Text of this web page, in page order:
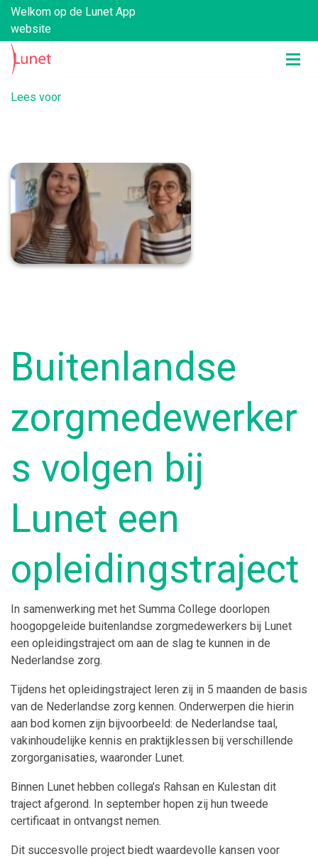
Welkom op de Lunet App
website
Lees voor
Buitenlandse
zorgmedewerker
s volgen bij
Lunet een
opleidingstraject
In samenwerking met het Summa College doorlopen
hoogopgeleide buitenlandse zorgmedewerkers bij Lunet
een opleidingstraject om aan de slag te kunnen in de
Nederlandse zorg.
Tijdens het opleidingstraject leren zij in 5 maanden de basis
van de Nederlandse zorg kennen. Onderwerpen die hierin
aan bod komen zijn bijvoorbeeld: de Nederlandse taal,
vakinhoudelijke kennis en praktijklessen bij verschillende
zorgorganisaties, waaronder Lunet.
Binnen Lunet hebben collega’s Rahsan en Kulestan dit
traject afgerond. In september hopen zij hun tweede
certificaat in ontvangst nemen.
Dit succesvolle project biedt waardevolle kansen voor